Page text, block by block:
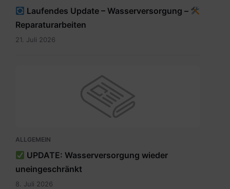
Laufendes Update – Wasserversorgung –
Reparaturarbeiten
21. Juli 2026
ALLGEMEIN
UPDATE: Wasserversorgung wieder
uneingeschränkt
8. Juli 2026